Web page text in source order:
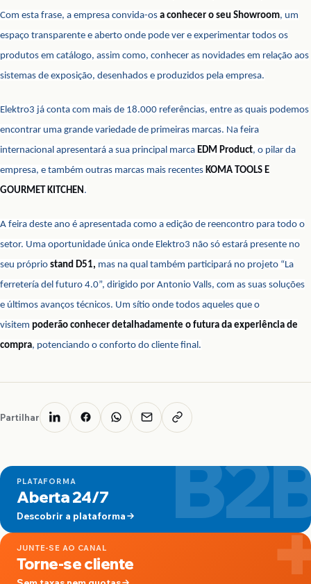
Com esta frase, a empresa convida-os a conhecer o seu Showroom, um
espaço transparente e aberto onde pode ver e experimentar todos os
produtos em catálogo, assim como, conhecer as novidades em relação aos
sistemas de exposição, desenhados e produzidos pela empresa.
Elektro3 já conta com mais de 18.000 referências, entre as quais podemos
encontrar uma grande variedade de primeiras marcas. Na feira
internacional apresentará a sua principal marca EDM Product, o pilar da
empresa, e também outras marcas mais recentes KOMA TOOLS E
GOURMET KITCHEN .
A feira deste ano é apresentada como a edição de reencontro para todo o
setor. Uma oportunidade única onde Elektro3 não só estará presente no
seu próprio stand D51, mas na qual também participará no projeto “La
ferretería del futuro 4.0”, dirigido por Antonio Valls, com as suas soluções
e últimos avanços técnicos. Um sítio onde todos aqueles que o
visitem poderão conhecer detalhadamente o futura da experiência de
compra, potenciando o conforto do cliente final.
Partilhar
PLATAFORMA
Aberta 24/7
Descobrir a plataforma
JUNTE-SE AO CANAL
Torne-se cliente